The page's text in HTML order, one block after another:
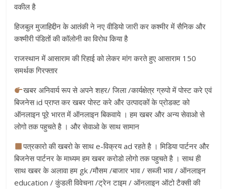
वकील है
हिजबुल मुजाहिद्दीन के आतंकी ने नए वीडियो जारी कर कश्मीर में सैनिक और
कश्मीरी पंडितों की कॉलोनी का विरोध किया है
राजस्थान में आसाराम की रिहाई को लेकर मांग करते हुए आसाराम 150
समर्थक गिरफ्तार
खबर अनिवार्य रूप से अपने शहर/ जिला /कार्यक्षेत्र ग्रुपो में पोस्ट करे एवं
बिजनेस id प्राप्त कर खबर पोस्ट करे और उत्पादकों के प्रोडक्ट को
ऑनलाइन पूरे भारत में ऑनलाइन बिकवाये । हम खबर और अन्य सेवाओ से
लोगो तक पहुचते है । और सेवाओ के साथ सामान
पत्रकारो की खबरो के साथ e-विक्रय ad रहते है । मिडिया पार्टनर और
बिजनेस पार्टनर के माध्यम हम खबर करोडो लोगो तक पहुचते है । साथ ही
साथ खबर के अलावा हम gk /मौसम /बाजार भाव / सब्जी भाव / ऑनलाइन
education / कुंडली विवेचना /ट्रेन टाइम / ऑनलाइन ऑटो टैक्सी की